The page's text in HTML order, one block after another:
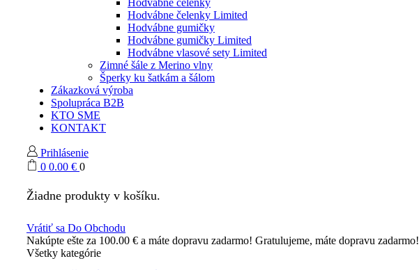
Hodvábne čelenky
Hodvábne čelenky Limited
Hodvábne gumičky
Hodvábne gumičky Limited
Hodvábne vlasové sety Limited
Zimné šále z Merino vlny
Šperky ku šatkám a šálom
Zákazková výroba
Spolupráca B2B
KTO SME
KONTAKT
Prihlásenie
0 0.00 € 0
Žiadne produkty v košíku.
Vrátiť sa Do Obchodu
Nakúpte ešte za 100.00 € a máte dopravu zadarmo! Gratulujeme, máte dopravu zadarmo!
Všetky kategórie